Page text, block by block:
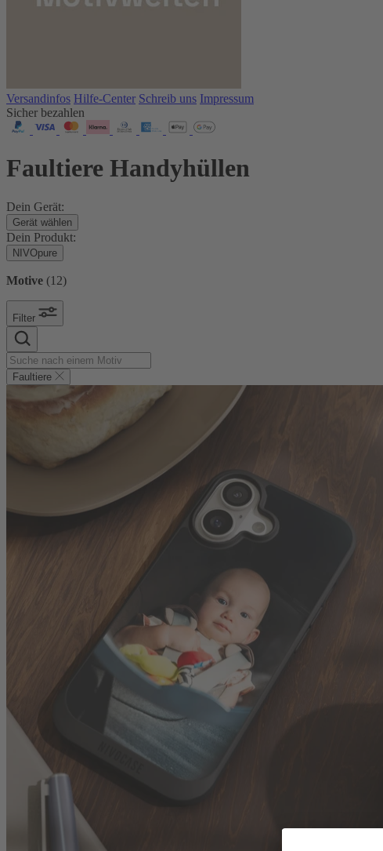
Versandinfos Hilfe-Center Schreib uns Impressum
Sicher bezahlen
Faultiere Handyhüllen
Dein Gerät:
Gerät wählen
Dein Produkt:
NIVOpure
Motive (12)
Filter
Faultiere